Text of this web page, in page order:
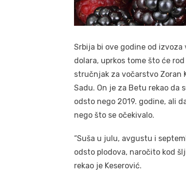
Srbija bi ove godine od
dolara, uprkos tome što će
stručnjak za vočarstvo Zoran
Sadu. On je za Betu rekao da
odsto nego 2019. godine, ali
nego što se očekivalo.
“Suša u julu, avgustu i
odsto plodova, naročito kod
rekao je Keserović.